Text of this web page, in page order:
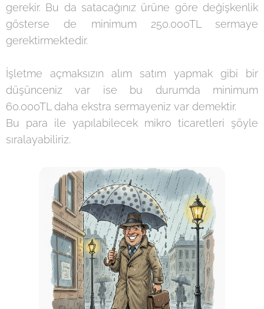
gerekir. Bu da satacağınız ürüne göre değişkenlik
gösterse de minimum 250.000TL sermaye
gerektirmektedir.
İşletme açmaksızın alım satım yapmak gibi bir
düşünceniz var ise bu durumda minimum
60.000TL daha ekstra sermayeniz var demektir.
Bu para ile yapılabilecek mikro ticaretleri şöyle
sıralayabiliriz.